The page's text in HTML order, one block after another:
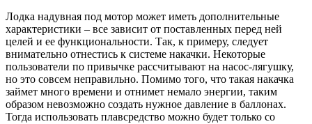
Лодка надувная под мотор может иметь дополнительные
характеристики – все зависит от поставленных перед ней
целей и ее функциональности. Так, к примеру, следует
внимательно отнестись к системе накачки. Некоторые
пользователи по привычке рассчитывают на насос-лягушку,
но это совсем неправильно. Помимо того, что такая накачка
займет много времени и отнимет немало энергии, таким
образом невозможно создать нужное давление в баллонах.
Тогда использовать плавсредство можно будет только со